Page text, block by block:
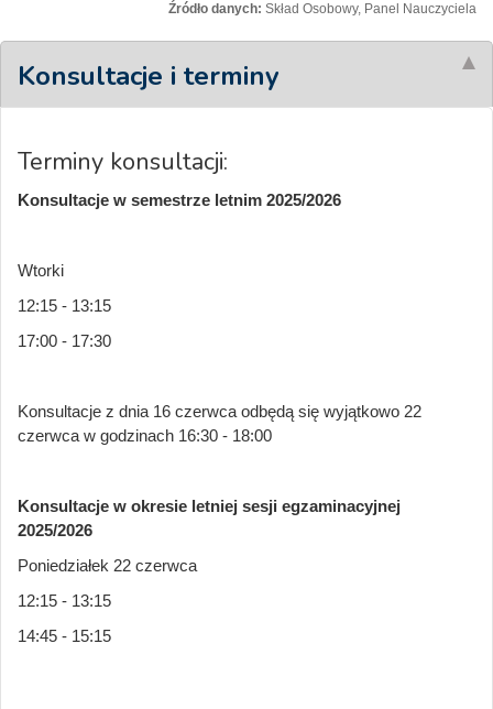
Źródło danych: Skład Osobowy, Panel Nauczyciela
Konsultacje i terminy
Terminy konsultacji:
Konsultacje w semestrze letnim 2025/2026
Wtorki
12:15 - 13:15
17:00 - 17:30
Konsultacje z dnia 16 czerwca odbędą się wyjątkowo 22
czerwca w godzinach 16:30 - 18:00
Konsultacje w okresie letniej sesji egzaminacyjnej
2025/2026
Poniedziałek 22 czerwca
12:15 - 13:15
14:45 - 15:15